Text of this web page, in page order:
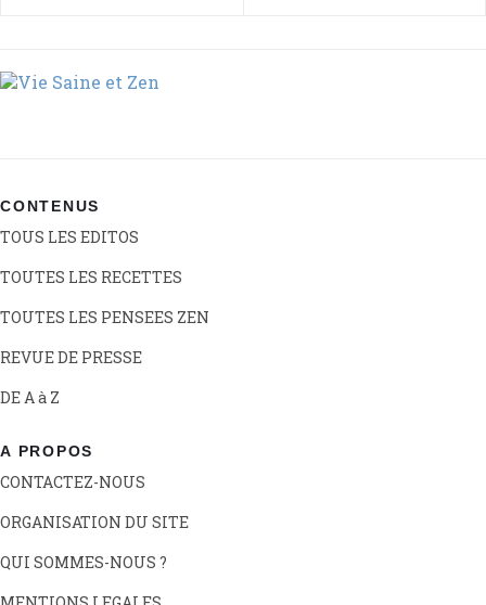
CONTENUS
TOUS LES EDITOS
TOUTES LES RECETTES
TOUTES LES PENSEES ZEN
REVUE DE PRESSE
DE A à Z
A PROPOS
CONTACTEZ-NOUS
ORGANISATION DU SITE
QUI SOMMES-NOUS ?